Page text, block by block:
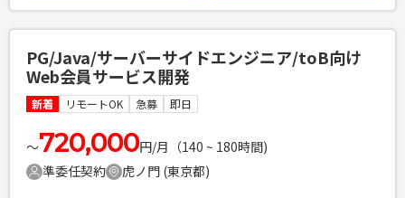
・PythonによるWebアプリケーション設計開発経験3年以上
・Gitを使用したチーム開発経験 ・対人コミュニケーション能
力の高い方（★重要）
Laravelを用いた開発経験1年以上
エンジニア複数人のチームでの開発経験
PG/Java/サーバーサイドエンジニア/toB向け
Web会員サービス開発
新着 リモートOK 急募 即日
〜720,000円/月（140 ~ 180時間)
準委任契約
虎ノ門 (東京都)